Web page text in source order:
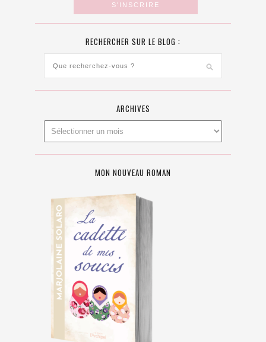
RECHERCHER SUR LE BLOG :
ARCHIVES
MON NOUVEAU ROMAN